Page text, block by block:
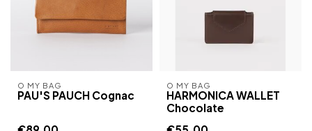
O MY BAG
PAU'S PAUCH Cognac
O MY BAG
HARMONICA WALLET
Chocolate